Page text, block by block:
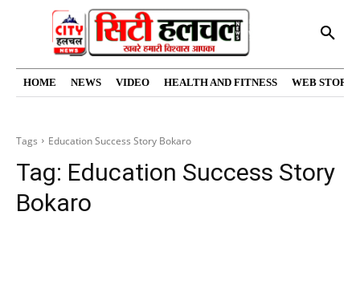
HOME NEWS VIDEO HEALTH AND FITNESS WEB
Tags Education Success Story Bokaro
Tag: Education Success Story
Bokaro